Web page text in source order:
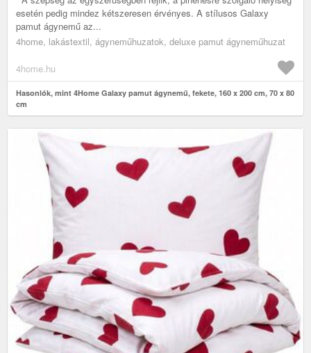
esetén pedig mindez kétszeresen érvényes. A stílusos Galaxy
pamut ágynemű az...
4home, lakástextil, ágyneműhuzatok, deluxe pamut ágyneműhuzat
4home.hu
Hasonlók, mint 4Home Galaxy pamut ágynemű, fekete, 160 x 200 cm, 70 x 80
cm